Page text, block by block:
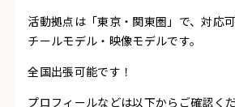
活動拠点は「東京・関東圏」で、対応
チールモデル・映像モデルです。
全国出張可能です！
プロフィールなどは以下からご確認く